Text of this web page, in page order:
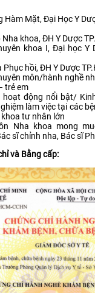
Hàm Mặt, Đại Học Y
Nha khoa, ĐH Y Dược
khoa I, Đại học Y
Phục hồi, ĐH Y Dược
môn/hành nghề
trẻ em
hoạt động nổi bật/
làm việc tại các
tư nhân lớn
Nha khoa mong
sĩ chỉnh nha, Bác sĩ
và Bằng cấp: